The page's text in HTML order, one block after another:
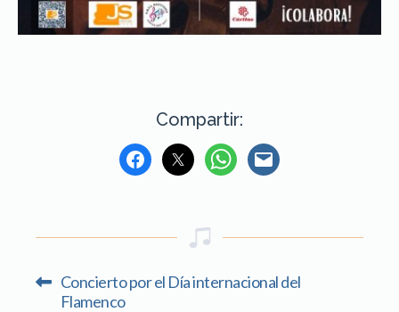
Compartir:
Concierto por el Día internacional del
Flamenco